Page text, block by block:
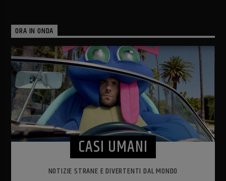
ORA IN ONDA
CASI UMANI
NOTIZIE STRANE E DIVERTENTI DAL MONDO